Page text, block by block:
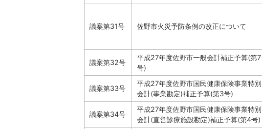
議案第31号 佐野市火災予防条例の改正について
議案第32号
平成27年度佐野市一般会計補正予算(第7
号)
議案第33号
平成27年度佐野市国民健康保険事業特別
会計(事業勘定)補正予算(第3号)
議案第34号
平成27年度佐野市国民健康保険事業特別
会計(直営診療施設勘定)補正予算(第4号)